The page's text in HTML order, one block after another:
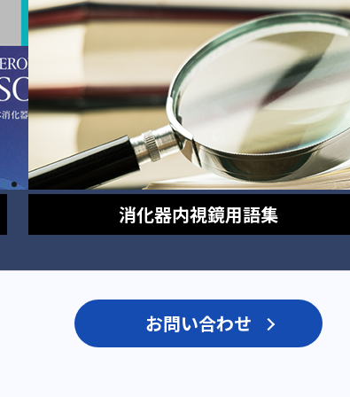
消化器内視鏡用語集
お問い合わせ